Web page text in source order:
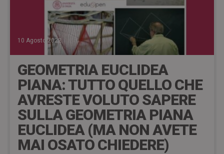
10 Agosto 2022
GEOMETRIA EUCLIDEA
PIANA: TUTTO QUELLO CHE
AVRESTE VOLUTO SAPERE
SULLA GEOMETRIA PIANA
EUCLIDEA (MA NON AVETE
MAI OSATO CHIEDERE)